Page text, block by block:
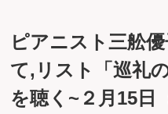
ピアニスト三舩
て,リスト「巡礼
を聴く~２月15日